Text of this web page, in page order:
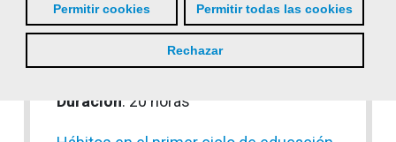
Permitir cookies Permitir todas las cookies
Rechazar
Habilidades sociales: comunicación,
inteligencia emocional y trabajo en
Duración: 20 horas